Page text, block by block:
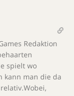
Redaktion
spielt wo
kann man die da